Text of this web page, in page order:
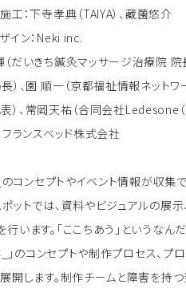
工：下寺孝典（TAIYA）、藏薗悠介
イン：Neki inc.
だいきち鍼灸マッサージ治療院 院
）、園 順一（京都福祉情報ネットワ
）、常岡天祐（合同会社Ledesone
フランスベッド株式会社
コンセプトやイベント情報が収集
ットでは、資料やビジュアルの展
います。「ここちあう」というな
」のコンセプトや制作プロセス、プ
展開します。制作チームと障害を